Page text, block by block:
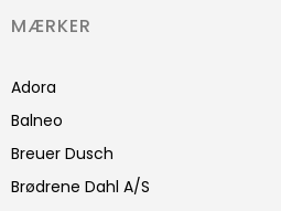
MÆRKER
Adora
Balneo
Breuer Dusch
Brødrene Dahl A/S